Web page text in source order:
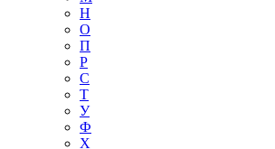
Н
О
П
Р
С
Т
У
Ф
Х